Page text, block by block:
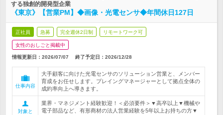
する独創的開発型企業
《東京》【営業PM】◆画像・光電センサ◆年間休日127日
正社員 急募 完全週休2日制 リモートワーク可
女性のおしごと掲載中
情報更新日：2026/07/07 終了予定日： 2026/12/28
仕事内容
大手顧客に向けた光電センサのソリューション営業と、メンバー
育成をお任せします。プレイングマネージャーとして拠点全体の
成約率向上へ導きます。
対象と
業界・マネジメント経験歓迎！＜必須要件＞▼高卒以上▼機械や
電子部品など、有形商材の法人営業経験を5年以上お持ちの方▼